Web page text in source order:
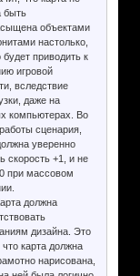
быть
объектами
настолько,
будет приводить к
игровой
вследствие
даже на
компьютерах. Во
сценария,
уверенно
скорость +1, и не
при массовом
должна
дизайна. Это
что карта должна
нарисована,